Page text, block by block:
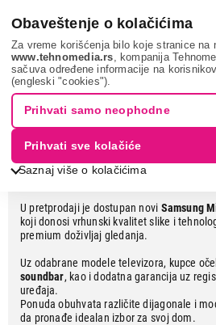
Obaveštenje o kolačićima
Za vreme korišćenja bilo koje stranice na
www.tehnomedia.rs , kompanija
sačuva određene informacije na
(engleski "cookies").
Saznaj više o kolačićima
Prihvati samo neophodne
Prihvati sve kolačiće
NOVI SAMSUNG
Poklon soundbar uz
Micro RGB TV u
U pretprodaji je dostupan novi Samsung
koji donosi vrhunski kvalitet slike i
premium doživljaj gledanja.
Uz odabrane modele televizora, kupce
soundbar, kao i dodatna garancija uz
uređaja.
Ponuda obuhvata različite dijagonale i
da pronađe idealan izbor za svoj dom.